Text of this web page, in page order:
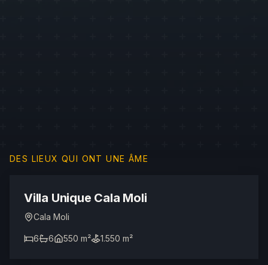
DES LIEUX QUI ONT UNE ÂME
LICENCE TOURISTIQUE
Villa Unique Cala Moli
Cala Moli
6 6 550 m² 1.550 m²